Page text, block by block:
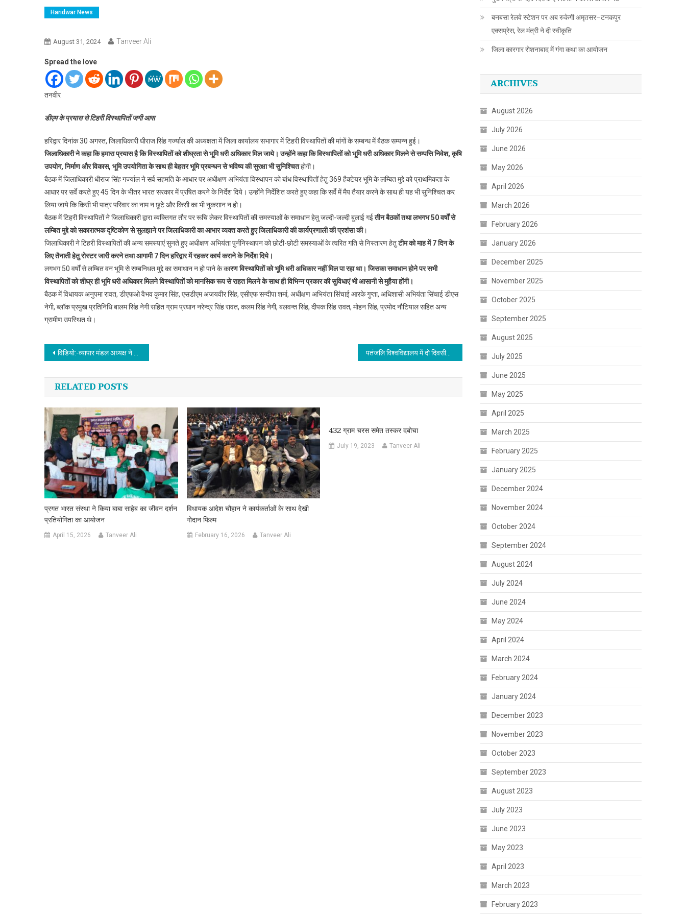
Haridwar News
August 31, 2024 Tanveer Ali
Spread the love
तनवीर
डीएम के प्रयास से टिहरी विस्थापितों जगी आस
हरिद्वार दिनांक 30 अगस्त, जिलाधिकारी धीराज सिंह गर्ज्याल की अध्यक्षता में जिला कार्यालय सभागार में टिहरी विस्थापितों की मांगों के सम्बन्ध में बैठक सम्पन्न हुई।
जिलाधिकारी ने कहा कि हमारा प्रयास है कि विस्थापितों को शीघ्रता से भूमि धरी अधिकार मिल जाये। उन्होंने कहा कि विस्थापितों को भूमि धरी अधिकार मिलने से सम्पत्ति निवेश, कृषि
उपयोग, निर्माण और विकास, भूमि उपयोगिता के साथ ही बेहतर भूमि प्रबन्धन से भविष्य की सुरक्षा भी सुनिश्चितहोगी।
बैठक में जिलाधिकारी धीराज सिंह गर्ज्याल ने सर्व सहमति के आधार पर अधीक्षण अभियंता विस्थापन को बांध विस्थापितों हेतु 369 हैक्टेयर भूमि के लम्बित मुद्दे को प्राथमिकता के
आधार पर सर्वे करते हुए 45 दिन के भीतर भारत सरकार में प्रषित करने के निर्देश दिये। उन्होंने निर्देशित करते हुए कहा कि सर्वे में मैप तैयार करने के साथ ही यह भी सुनिश्चित कर
लिया जाये कि किसी भी पात्र परिवार का नाम न छूटे और किसी का भी नुकसान न हो।
बैठक में टिहरी विस्थापितों ने जिलाधिकारी द्वारा व्यक्तिगत तौर पर रूचि लेकर विस्थापितों की समस्याओं के समाधान हेतु जल्दी-जल्दी बुलाई गईतीन बैठकों तथा लभगभ 50 वर्षों से
लम्बित मुद्दे को सकारात्मक दृष्टिकोण से सुलझाने पर जिलाधिकारी का आभार व्यक्त करते हुए जिलाधिकारी की कार्यप्रणाली की प्रशंसा की।
जिलाधिकारी ने टिहरी विस्थापितों की अन्य समस्याएं सुनते हुए अधीक्षण अभियंता पुर्ननिस्थापन को छोटी-छोटी समस्याओं के त्वरित गति से निस्तारण हेतुटीम को माह में 7 दिन के
लिए तैनाती हेतु रोस्टर जारी करने तथा आगामी 7 दिन हरिद्वार में रहकर कार्य कराने के निर्देश दिये।
लगभग 50 वर्षों से लम्बित वन भूमि से सम्बनिधत मुद्दे का समाधान न हो पाने के कारण विस्थापितों को भूमि धरी अधिकार नहीं मिल पा रहा था। जिसका समाधान होने पर सभी
विस्थापितों को शीघ्र ही भूमि धरी अधिकार मिलने विस्थापितों को मानसिक रूप से राहत मिलने के साथ ही विभिन्न प्रकार की सुविधाएं भी आसानी से मुहैया होंगी।
बैठक में विधायक अनुपमा रावत, डीएफओ वैभव कुमार सिंह, एसडीएम अजयवीर सिंह, एसीएफ सन्दीपा शर्मा, अधीक्षण अभियंता सिंचाई आरके गुप्ता, अधिशासी अभियंता सिंचाई डीएस
नेगी, ब्लॉक प्रमुख प्रतिनिधि बालम सिंह नेगी सहित ग्राम प्रधान नरेन्द्र सिंह रावत, कलम सिंह नेगी, बलवन्त सिंह, दीपक सिंह रावत, मोहन सिंह, प्रमोद नौटियाल सहित अन्य
ग्रामीण उपस्थित थे।
Post navigation
विडियो:-व्यापार मंडल अध्यक्ष ने की सड़कों दशा सुधारने की मांग पतंजलि विश्वविद्यालय में दो दिवसीय राष्ट्रीय कार्यशाला का शुभारंभ
RELATED POSTS
प्रगत भारत संस्था ने किया बाबा साहेब का जीवन दर्शन
प्रतियोगिता का आयोजन
April 15, 2026 Tanveer Ali
विधायक आदेश चौहान ने कार्यकर्ताओं के साथ देखी
गोदान फिल्म
February 16, 2026 Tanveer Ali
432 ग्राम चरस समेत तस्कर दबोचा
July 19, 2023 Tanveer Ali
बनबसा रेलवे स्टेशन पर अब रुकेगी अमृतसर–टनकपुर
एक्सप्रेस, रेल मंत्री ने दी स्वीकृति
जिला कारगार रोशनाबाद में गंगा कथा का आयोजन
ARCHIVES
August 2026
July 2026
June 2026
May 2026
April 2026
March 2026
February 2026
January 2026
December 2025
November 2025
October 2025
September 2025
August 2025
July 2025
June 2025
May 2025
April 2025
March 2025
February 2025
January 2025
December 2024
November 2024
October 2024
September 2024
August 2024
July 2024
June 2024
May 2024
April 2024
March 2024
February 2024
January 2024
December 2023
November 2023
October 2023
September 2023
August 2023
July 2023
June 2023
May 2023
April 2023
March 2023
February 2023